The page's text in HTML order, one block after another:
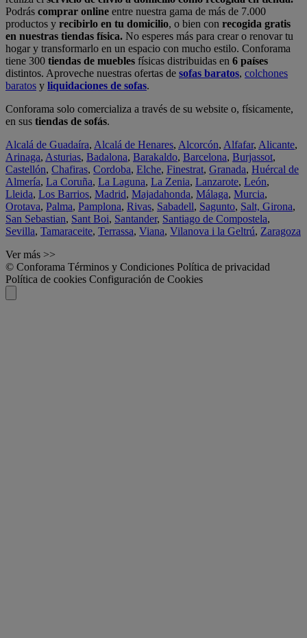
Podrás comprar online entre nuestra gama de más de 7.000
productos y recibirlo en tu domicilio, o bien con recogida gratis
en nuestras tiendas física. No esperes más para crear o renovar tu
hogar y transformarlo en un espacio con mucho estilo. Conforama
tiene 300 tiendas de muebles físicas distribuidas en 6 países
distintos. Aproveche nuestras ofertas de sofas baratos, colchones
baratos y liquidaciones de sofas.
Conforama solo comercializa a través de su website o, físicamente,
en sus tiendas de sofás.
Alcalá de Guadaíra, Alcalá de Henares, Alcorcón, Alfafar, Alicante,
Arinaga, Asturias, Badalona, Barakaldo, Barcelona, Burjassot,
Castellón, Chafiras, Cordoba, Elche, Finestrat, Granada, Huércal de
Almería, La Coruña, La Laguna, La Zenia, Lanzarote, León,
Lleida, Los Barrios, Madrid, Majadahonda, Málaga, Murcia,
Orotava, Palma, Pamplona, Rivas, Sabadell, Sagunto, Salt, Girona,
San Sebastian, Sant Boi, Santander, Santiago de Compostela,
Sevilla, Tamaraceite, Terrassa, Viana, Vilanova i la Geltrú, Zaragoza
Ver más >>
© Conforama Términos y Condiciones Política de privacidad
Política de cookies Configuración de Cookies